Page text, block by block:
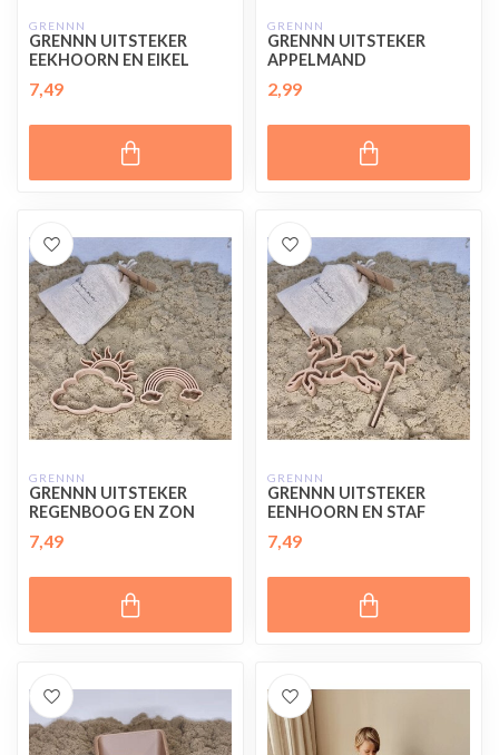
GRENNN
GRENNN UITSTEKER
EEKHOORN EN EIKEL
7,49
GRENNN
GRENNN UITSTEKER
APPELMAND
2,99
GRENNN
GRENNN UITSTEKER
REGENBOOG EN ZON
7,49
GRENNN
GRENNN UITSTEKER
EENHOORN EN STAF
7,49